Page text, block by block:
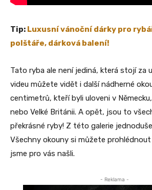
Tip: Luxusní vánoční dárky pro
polštáře, dárková balení!
Tato ryba ale není jediná, která stojí za
videu můžete vidět i další nádherné
centimetrů, kteří byli uloveni v
nebo Velké Británii. A opět, jsou to
překrásné ryby! Z této galerie
Všechny okouny si můžete prohlédnout
jsme pro vás našli.
- Reklama -